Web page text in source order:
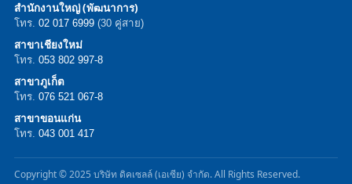
สำนักงานใหญ่ (พัฒนาการ)
โทร. 02 017 6999 (30 คู่สาย)
สาขาเชียงใหม่
โทร. 053 802 997-8
สาขาภูเก็ต
โทร. 076 521 067-8
สาขาขอนแก่น
โทร. 043 001 417
Copyright © 2025 บริษัท ดิคเซลล์ (เอเซีย) จำกัด. All Rights Reserved.